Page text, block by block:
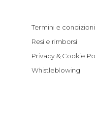
Termini e condizioni
Resi e rimborsi
Privacy & Cookie
Whistleblowing